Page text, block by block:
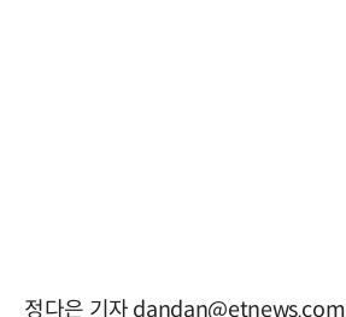
정다은 기자 dandan@etnews.com